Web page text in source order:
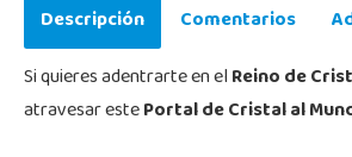
Descripción Comentarios
Si quieres adentrarte en elReino de
atravesar estePortal de Cristal al